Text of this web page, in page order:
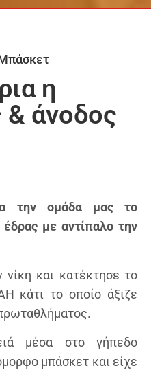
η
& άνοδος
την ομάδα μας το
με αντίπαλο την
και κατέκτησε το
κάτι το οποίο άξιζε
μέσα στο γήπεδο
μπάσκετ και είχε